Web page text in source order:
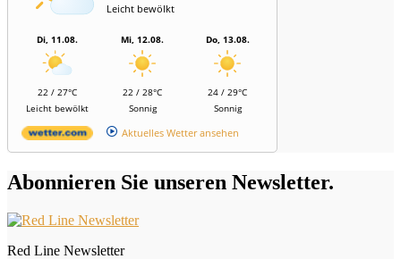
Leicht bewölkt
Di, 11.08.
22 / 27°C
Leicht bewölkt
Mi, 12.08.
22 / 28°C
Sonnig
Do, 13.08.
24 / 29°C
Sonnig
Aktuelles Wetter ansehen
Abonnieren Sie unseren Newsletter.
Red Line Newsletter